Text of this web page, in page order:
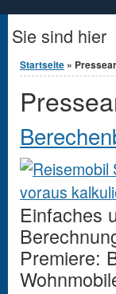
Sie sind hier
Startseite »
Einfaches
Premiere: